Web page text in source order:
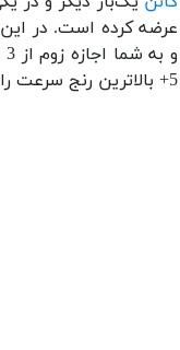
عرضه کرده است. در این
5+ بالاترین رنج سرعت را برای انجام پردازش روی تصاویر به ارمغان می‌آورد.